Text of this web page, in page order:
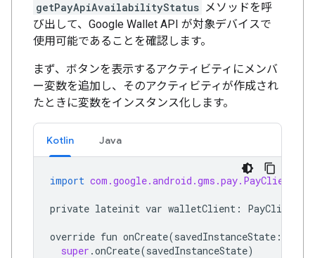
getPayApiAvailabilityStatus メソッドを呼
び出して、Google Wallet API が対象デバイスで
使用可能であることを確認します。
まず、ボタンを表示するアクティビティにメンバ
ー変数を追加し、そのアクティビティが作成され
たときに変数をインスタンス化します。
Kotlin Java
import com.google.android.gms.pay.PayClient
private lateinit var walletClient : PayClient
override fun onCreate(savedInstanceState :
super .onCreate(savedInstanceState)